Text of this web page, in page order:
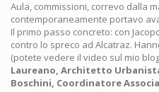
Aula, commissioni, correvo dalla
contemporaneamente portavo
Il primo passo concreto: con
contro lo spreco ad Alcatraz.
(potete vedere il video sul mio
Laureano, Architetto
Boschini, Coordinatore